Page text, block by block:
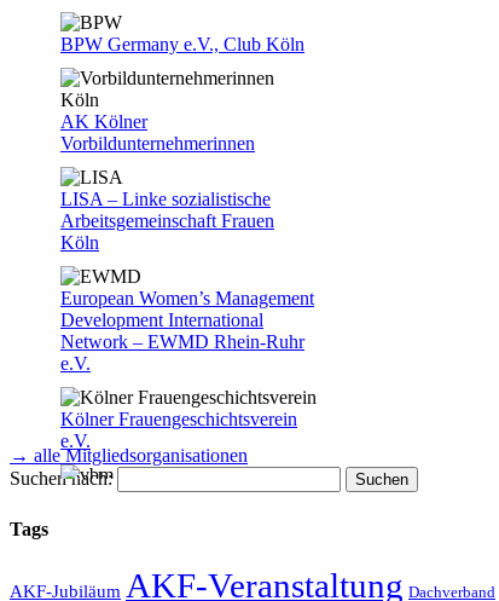
BPW Germany e.V., Club Köln
AK Kölner
Vorbildunternehmerinnen
LISA – Linke sozialistische
Arbeitsgemeinschaft Frauen
Köln
European Women’s Management
Development International
Network – EWMD Rhein-Ruhr
e.V.
Kölner Frauengeschichtsverein
e.V.
Verband berufstätiger Mütter e.V.
→ alle Mitgliedsorganisationen
Suchen nach:
Tags
AKF-Jubiläum AKF-Veranstaltung Dachverband